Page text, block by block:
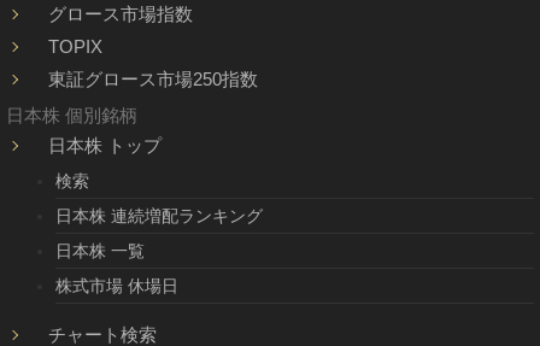
グロース市場指数
TOPIX
東証グロース市場250指数
日本株 個別銘柄
日本株 トップ
検索
日本株 連続増配ランキング
日本株 一覧
株式市場 休場日
チャート検索